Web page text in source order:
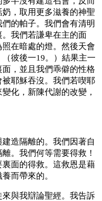
，取用更多滋養的神聖
的帕子。我們會有清明
我們若謙卑在主的面
在暗處的燈。然後天會
彼後一19。）結果主一
，並且我們乖僻的性格
耶穌吞沒。我們若喫耶
化，新陳代謝的改變，
造隔離的。我們因著自
。我們何等需要得救！
面的得救。這救恩是藉
而帶來的。
與我辯論聖經。我告訴